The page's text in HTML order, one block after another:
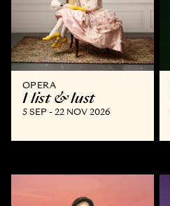
OPERA
I list & lust
5 SEP - 22 NOV 2026